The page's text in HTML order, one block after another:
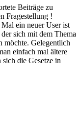
Beiträge zu
Fragestellung !
ein neuer User ist
sich mit dem Thema
möchte. Gelegentlich
einfach mal ältere
die Gesetze in